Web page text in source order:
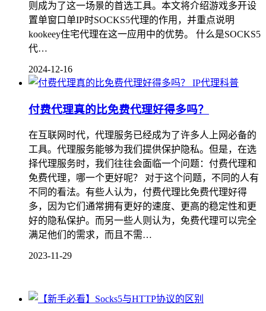
则成为了这一场景的首选工具。本文将介绍游戏多开设
置单窗口单IP时SOCKS5代理的作用，并重点说明
kookeey住宅代理在这一应用中的优势。 什么是SOCKS5
代…
2024-12-16
IP代理科普
付费代理真的比免费代理好得多吗？
在互联网时代，代理服务已经成为了许多人上网必备的
工具。代理服务能够为我们提供保护隐私。但是，在选
择代理服务时，我们往往会面临一个问题：付费代理和
免费代理，哪一个更好呢？ 对于这个问题，不同的人有
不同的看法。有些人认为，付费代理比免费代理好得
多，因为它们通常拥有更好的速度、更高的稳定性和更
好的隐私保护。而另一些人则认为，免费代理可以完全
满足他们的需求，而且不需…
2023-11-29